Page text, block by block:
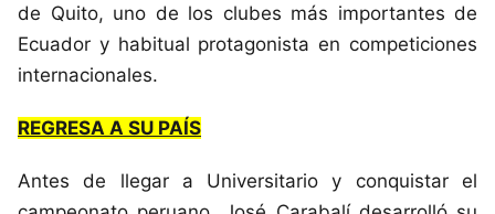
de Quito, uno de los clubes más importantes de
Ecuador y habitual protagonista en competiciones
internacionales.
REGRESA A SU PAÍS
Antes de llegar a Universitario y conquistar el